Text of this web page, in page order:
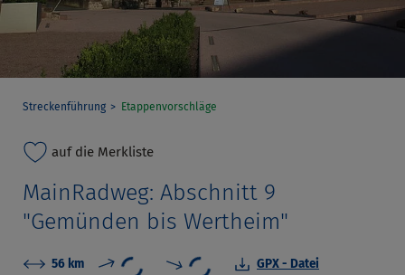
Streckenführung Etappenvorschläge
auf die Merkliste
MainRadweg: Abschnitt 9
"Gemünden bis Wertheim"
56 km GPX - Datei